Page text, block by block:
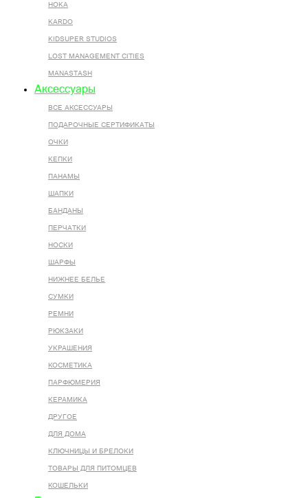
HOKA
KARDO
KIDSUPER STUDIOS
LOST MANAGEMENT CITIES
MANASTASH
Аксессуары
ВСЕ AКСЕССУАРЫ
ПОДАРОЧНЫЕ СЕРТИФИКАТЫ
ОЧКИ
КЕПКИ
ПАНАМЫ
ШАПКИ
БАНДАНЫ
ПЕРЧАТКИ
НОСКИ
ШАРФЫ
НИЖНЕЕ БЕЛЬЕ
СУМКИ
РЕМНИ
РЮКЗАКИ
УКРАШЕНИЯ
КОСМЕТИКА
ПАРФЮМЕРИЯ
КЕРАМИКА
ДРУГОЕ
ДЛЯ ДОМА
КЛЮЧНИЦЫ И БРЕЛОКИ
ТОВАРЫ ДЛЯ ПИТОМЦЕВ
КОШЕЛЬКИ